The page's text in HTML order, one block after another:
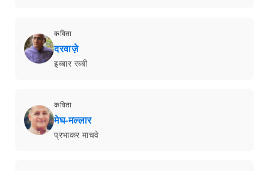
कविता
दरवाज़े
इब्बार रब्बी
कविता
मेघ-मल्लार
प्रभाकर माचवे